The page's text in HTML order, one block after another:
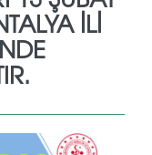
İLİ